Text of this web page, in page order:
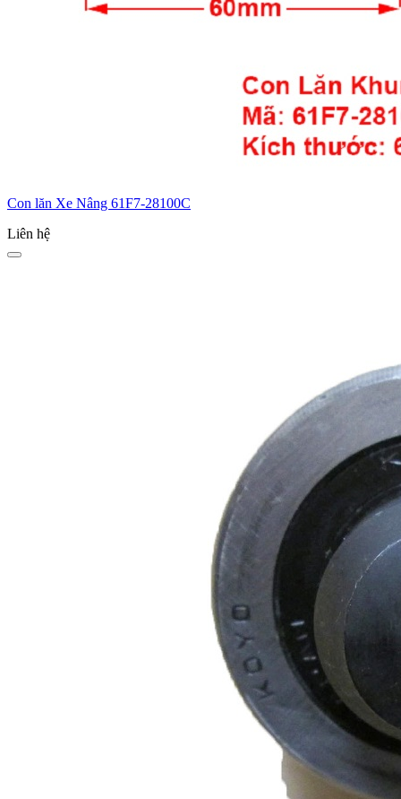
Con lăn Xe Nâng 61F7-28100C
Liên hệ